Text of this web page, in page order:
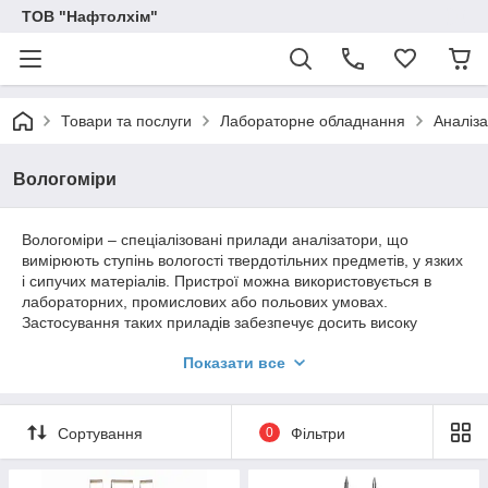
ТОВ "Нафтолхім"
Товари та послуги Лабораторне обладнання
Вологоміри
Вологоміри – спеціалізовані прилади аналізатори, що
вимірюють ступінь вологості твердотільних предметів, у язких
і сипучих матеріалів. Пристрої можна використовується в
лабораторних, промислових або польових умовах.
Застосування таких приладів забезпечує досить високу
як наявність на її поверхні пилу або інших забруднень може
призводити до спотворення показань. Найбільш широке
застосування портативні вологоміри знайшли в сільському
Показати все
Сортування 0 Фільтри